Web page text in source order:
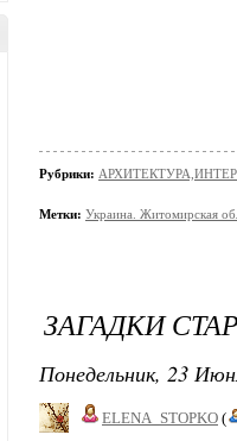
Рубрики:
Метки: Украина. Житомирская
ЗАГАДКИ
Понедельник, 23
ELENA_STOPKO (